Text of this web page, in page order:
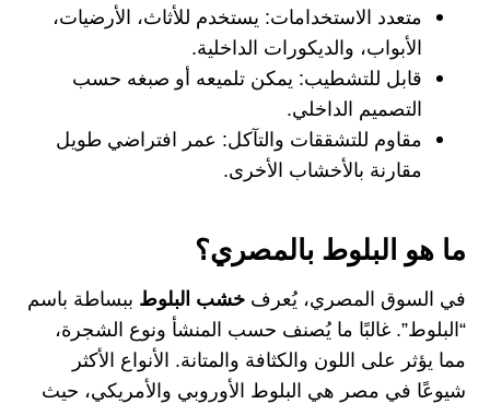
متعدد الاستخدامات: يستخدم للأثاث، الأرضيات،
الأبواب، والديكورات الداخلية.
قابل للتشطيب: يمكن تلميعه أو صبغه حسب
التصميم الداخلي.
مقاوم للتشققات والتآكل: عمر افتراضي طويل
مقارنة بالأخشاب الأخرى.
ما هو البلوط بالمصري؟
في السوق المصري، يُعرفخشب البلوط ببساطة باسم
“البلوط”. غالبًا ما يُصنف حسب المنشأ ونوع الشجرة،
مما يؤثر على اللون والكثافة والمتانة. الأنواع الأكثر
شيوعًا في مصر هي البلوط الأوروبي والأمريكي، حيث